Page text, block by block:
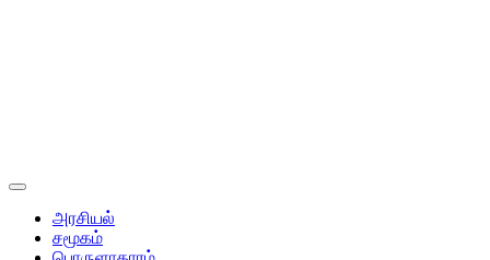
அரசியல்
சமூகம்